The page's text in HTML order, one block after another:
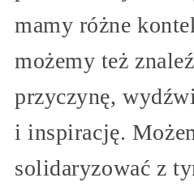
mamy różne
możemy też
przyczynę,
i inspirację.
solidaryzować z